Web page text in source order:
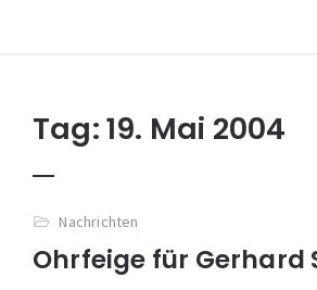
Tag:19. Mai 2004
Nachrichten
Ohrfeige für Gerhard